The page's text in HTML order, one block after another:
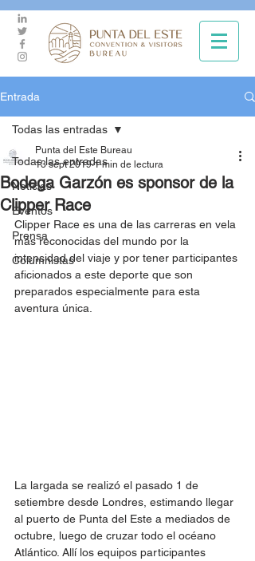
Entrada
Todas las entradas
Noticias
Eventos
Prensa
Columnistas
Todas las entradas
Bodega Garzón es sponsor de la
Clipper Race
Punta del Este Bureau
13 sept 2019 1 min de lectura
Clipper Race es una de las carreras en vela
más reconocidas del mundo por la
intensidad del viaje y por tener participantes
aficionados a este deporte que son
preparados especialmente para esta
aventura única.
La largada se realizó el pasado 1 de
setiembre desde Londres, estimando llegar
al puerto de Punta del Este a mediados de
octubre, luego de cruzar todo el océano
Atlántico. Allí los equipos participantes